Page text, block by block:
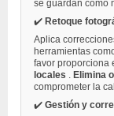
se guardan como
✔️ Retoque
Aplica
herramientas
favor proporciona
locales
Elimina
comprometer la
✔️ Gestión y